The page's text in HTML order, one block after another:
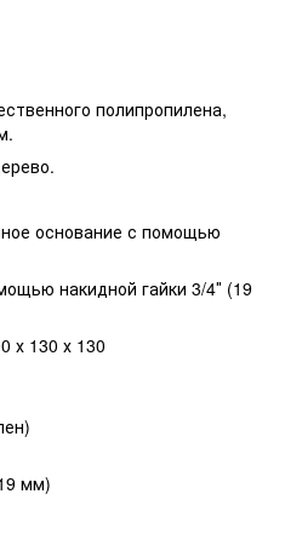
полипропилена,
основание с помощью
накидной гайки 3/4″ (19
х 130 х 130
мм)